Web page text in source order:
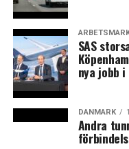
utredningsarbete som
Landskrona till
flera år sedan, men i
– Vi har gått väldigt
undersökt mer. Man
väntan på att vi vill bli
hänsyn till och har
infrastrukturprojekt
SAS
nya jobb
DANMARK
Andra